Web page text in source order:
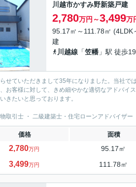
川越市かすみ野新築戸建
2,780万円～3,499万
95.17㎡～111.78㎡ (4LDK
建
川越線 「笠幡 」駅 徒歩
せていただきまして35年になりました。当社
お客様に対して、きめ細やかな適切なアドバイ
きたいと思っております。
取引士 ・ 二級建築士・住宅ローンアドバイザー
価格 面積
2,780万円 95.17㎡
3,499万円 111.78㎡